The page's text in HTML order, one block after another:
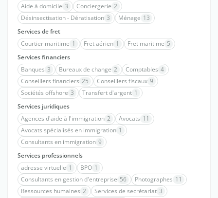
Aide à domicile 3 Conciergerie 2
Désinsectisation - Dératisation 3 Ménage 13
Services de fret
Courtier maritime 1 Fret aérien 1 Fret maritime 5
Services financiers
Banques 3 Bureaux de change 2 Comptables 4
Conseillers financiers 25 Conseillers fiscaux 9
Sociétés offshore 3 Transfert d'argent 1
Services juridiques
Agences d'aide à l'immigration 2 Avocats 11
Avocats spécialisés en immigration 1
Consultants en immigration 9
Services professionnels
adresse virtuelle 1 BPO 1
Consultants en gestion d'entreprise 56 Photographes 11
Ressources humaines 2 Services de secrétariat 3